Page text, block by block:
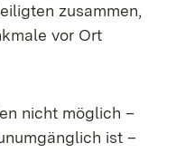
zusammen,
vor Ort
nicht möglich –
ist –